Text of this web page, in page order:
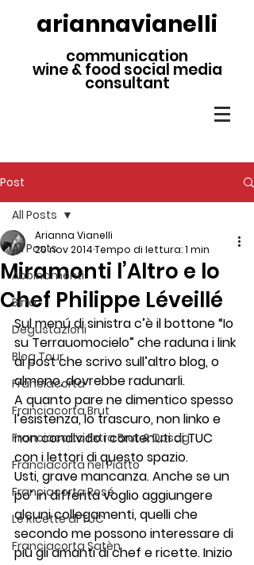
ariannavianelli
communication
wine & food social media
consultant
Post
All Posts
Abbinamenti
Birra
Degustazioni
Blog Tour
Franciacorta
Franciacorta Brut
Franciacorta Extra Brut & Dosag
Franciacorta nel Piatto
Franciacorta Rosé
Le Ricette di TUC
Franciacorta Satèn
All Posts
Miramonti l’Altro e lo
Chef Philippe Léveillé
Arianna Vianelli
20 nov 2014Tempo di lettura: 1 min
Sul menú di sinistra c’è il bottone “Io
su Terrauomocielo” che raduna i link
ai post che scrivo sull’altro blog, o
almeno, dovrebbe radunarli.
A quanto pare ne dimentico spesso
l’esistenza, lo trascuro, non linko e
non condivido i contenuti di TUC
con i lettori di questo spazio.
Usti, grave mancanza. Anche se un
po’ in differita voglio aggiungere
alcuni collegamenti, quelli che
secondo me possono interessare di
più gli amanti di chef e ricette. Inizio